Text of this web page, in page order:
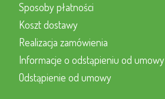
Sposoby płatności
Koszt dostawy
Realizacja zamówienia
Informacje o odstąpieniu od umowy
Odstąpienie od umowy